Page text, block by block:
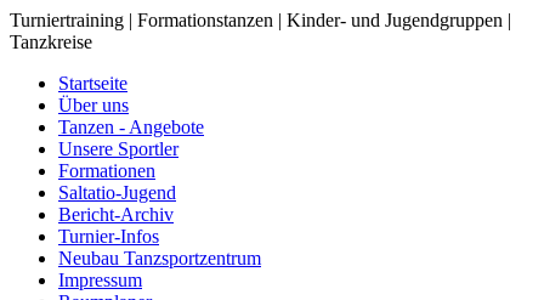
Turniertraining | Formationstanzen | Kinder- und Jugendgruppen |
Tanzkreise
Startseite
Über uns
Tanzen - Angebote
Unsere Sportler
Formationen
Saltatio-Jugend
Bericht-Archiv
Turnier-Infos
Neubau Tanzsportzentrum
Impressum